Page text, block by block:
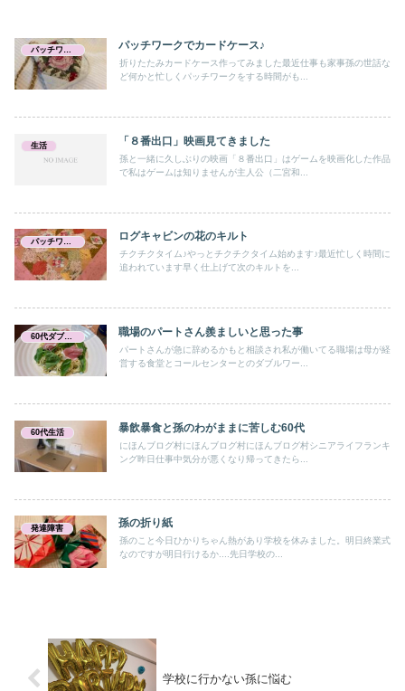
パッチワーク キルト パッチワークでカードケース♪
折りたたみカードケース作ってみました最近仕事も家事孫の世話な
ど何かと忙しくパッチワークをする時間がも...
生活 「８番出口」映画見てきました
孫と一緒に久しぶりの映画「８番出口」はゲームを映画化した作品
で私はゲームは知りませんが主人公（二宮和...
ログキャビンの花のキルト
チクチクタイム♪やっとチクチクタイム始めます♪最近忙しく時間に
追われています早く仕上げて次のキルトを...
60代ダブルワーク 職場のパートさん羨ましいと思った事
パートさんが急に辞めるかもと相談され私が働いてる職場は母が経
営する食堂とコールセンターとのダブルワー...
60代生活 暴飲暴食と孫のわがままに苦しむ60代
にほんブログ村にほんブログ村にほんブログ村シニアライフランキ
ング昨日仕事中気分が悪くなり帰ってきたら...
発達障害 孫の折り紙
孫のこと今日ひかりちゃん熱があり学校を休みました。明日終業式
なのですが明日行けるか....先日学校の...
学校に行かない孫に悩む